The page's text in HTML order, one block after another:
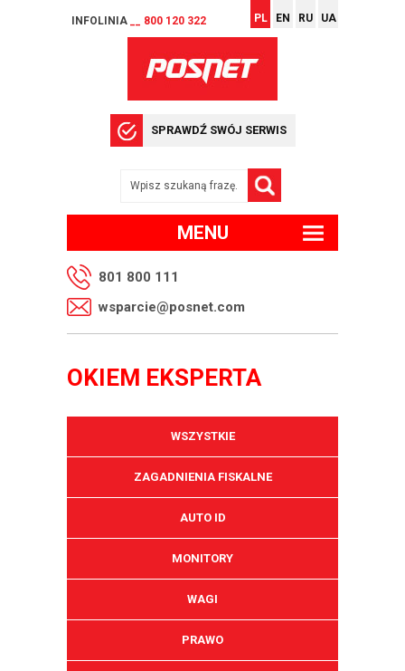
INFOLINIA __ 800 120 322 PL EN RU UA
SPRAWDŹ SWÓJ SERWIS
MENU
801 800 111
wsparcie@posnet.com
OKIEM EKSPERTA
WSZYSTKIE
ZAGADNIENIA FISKALNE
AUTO ID
MONITORY
WAGI
PRAWO